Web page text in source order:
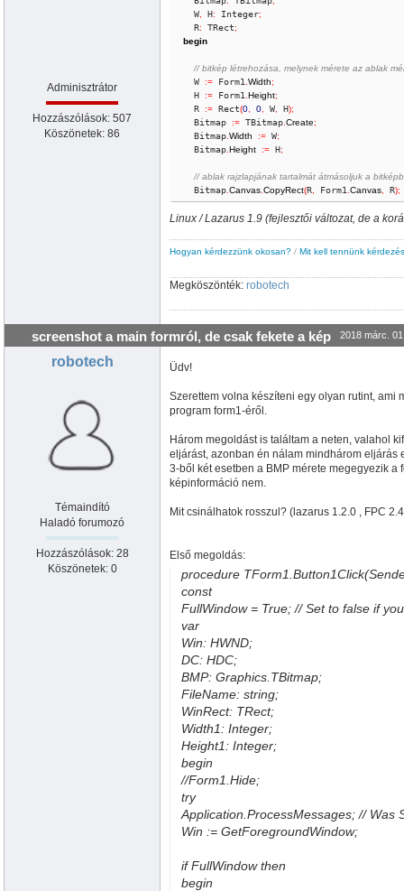
Adminisztrátor
Hozzászólások: 507
Köszönetek: 86
  W
H: Integer;
  R
: TRect;
begin
// bitkép létrehozása, melynek mérete az ablak
  W
:= Form1 Width;
  H
:= Form1 Height;
  R
:= Rect(0 0 W H);
  Bitmap
:= TBitmap Create;
  Bitmap
Width := W;
  Bitmap
Height := H;
// ablak rajzlapjának tartalmát átmásoljuk a
  Bitmap
Canvas CopyRect(R Form1 Canvas R);
// kép létrehozása és mentése a memóriabeli
  Image
.Picture SaveToFile('ablaktartalma.bmp');
//megsemmisítés
  Bitmap
.Destroy;
end;
Linux / Lazarus 1.9 (fejlesztői változat, de a
Hogyan kérdezzünk okosan? / Mit kell tennünk
Megköszönték: robotech
screenshot a main formról, de csak fekete a kép 2018 márc.
robotech
Témaindító
Haladó forumozó
Hozzászólások: 28
Köszönetek: 0
Üdv!
Szerettem volna készíteni egy olyan rutint, ami
program form1-éről.
Három megoldást is találtam a neten, valahol
eljárást, azonban én nálam mindhárom eljárás
3-ből két esetben a BMP mérete megegyezik
képinformáció nem.
Mit csinálhatok rosszul? (lazarus 1.2.0 , FPC
Első megoldás:
procedure
const
FullWindow = True; // Set to false if
var
Win: HWND;
DC: HDC;
BMP: Graphics.TBitmap;
FileName: string;
WinRect: TRect;
Width1: Integer;
Height1: Integer;
begin
//Form1.Hide;
try
Application.ProcessMessages; // Was
Win := GetForegroundWindow;
if FullWindow then
begin